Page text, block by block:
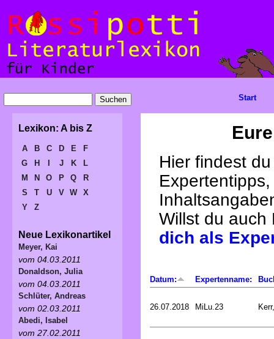
Hier findest
Willst du
dich als
Datum: Expertenname:
26.07.2018 MiLu.23
Start
Lexikon: A bis Z
A B C D E
F
G
H J K
L
M
N O P Q
R
S
T U V W
X
Y
Z
Neue Lexikonartikel
Meyer, Kai
vom 04.03.2011
Donaldson, Julia
vom 04.03.2011
Schlüter, Andreas
vom 02.03.2011
Abedi, Isabel
vom 27.02.2011